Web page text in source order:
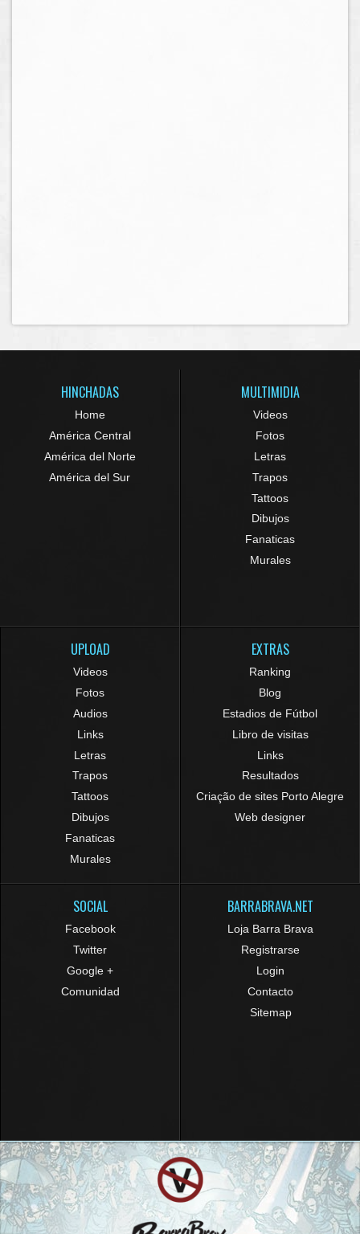
HINCHADAS
Home
América Central
América del Norte
América del Sur
MULTIMIDIA
Videos
Fotos
Letras
Trapos
Tattoos
Dibujos
Fanaticas
Murales
UPLOAD
Videos
Fotos
Audios
Links
Letras
Trapos
Tattoos
Dibujos
Fanaticas
Murales
EXTRAS
Ranking
Blog
Estadios de Fútbol
Libro de visitas
Links
Resultados
Criação de sites Porto Alegre
Web designer
SOCIAL
Facebook
Twitter
Google +
Comunidad
BARRABRAVA.NET
Loja Barra Brava
Registrarse
Login
Contacto
Sitemap